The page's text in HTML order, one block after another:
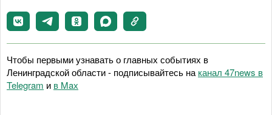
Чтобы первыми узнавать о главных событиях в
Ленинградской области - подписывайтесь на канал 47news в
Telegram и в Maх